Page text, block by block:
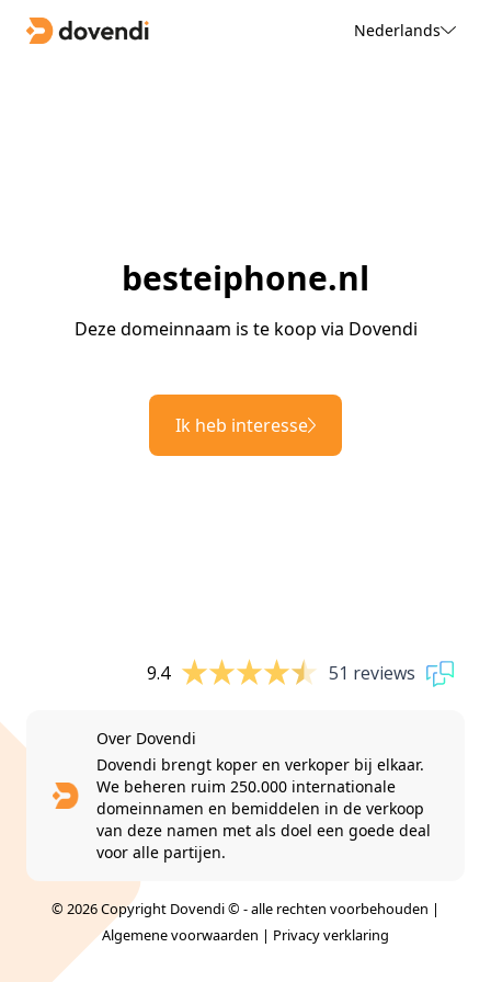
Nederlands
besteiphone.nl
Deze domeinnaam is te koop via Dovendi
Ik heb interesse
9.4 51 reviews
Over Dovendi
Dovendi brengt koper en verkoper bij elkaar.
We beheren ruim 250.000 internationale
domeinnamen en bemiddelen in de verkoop
van deze namen met als doel een goede deal
voor alle partijen.
© 2026 Copyright Dovendi © - alle rechten voorbehouden |
Algemene voorwaarden | Privacy verklaring